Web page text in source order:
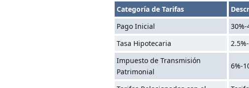
Categoría de Tarifas
Pago Inicial
30%-
Tasa Hipotecaria
Impuesto de Transmisión
Patrimonial
6%-